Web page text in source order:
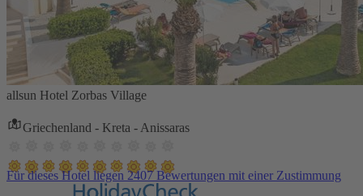
allsun Hotel Zorbas Village
Griechenland - Kreta - Anissaras
Für dieses Hotel liegen 2407 Bewertungen mit einer Zustimmung